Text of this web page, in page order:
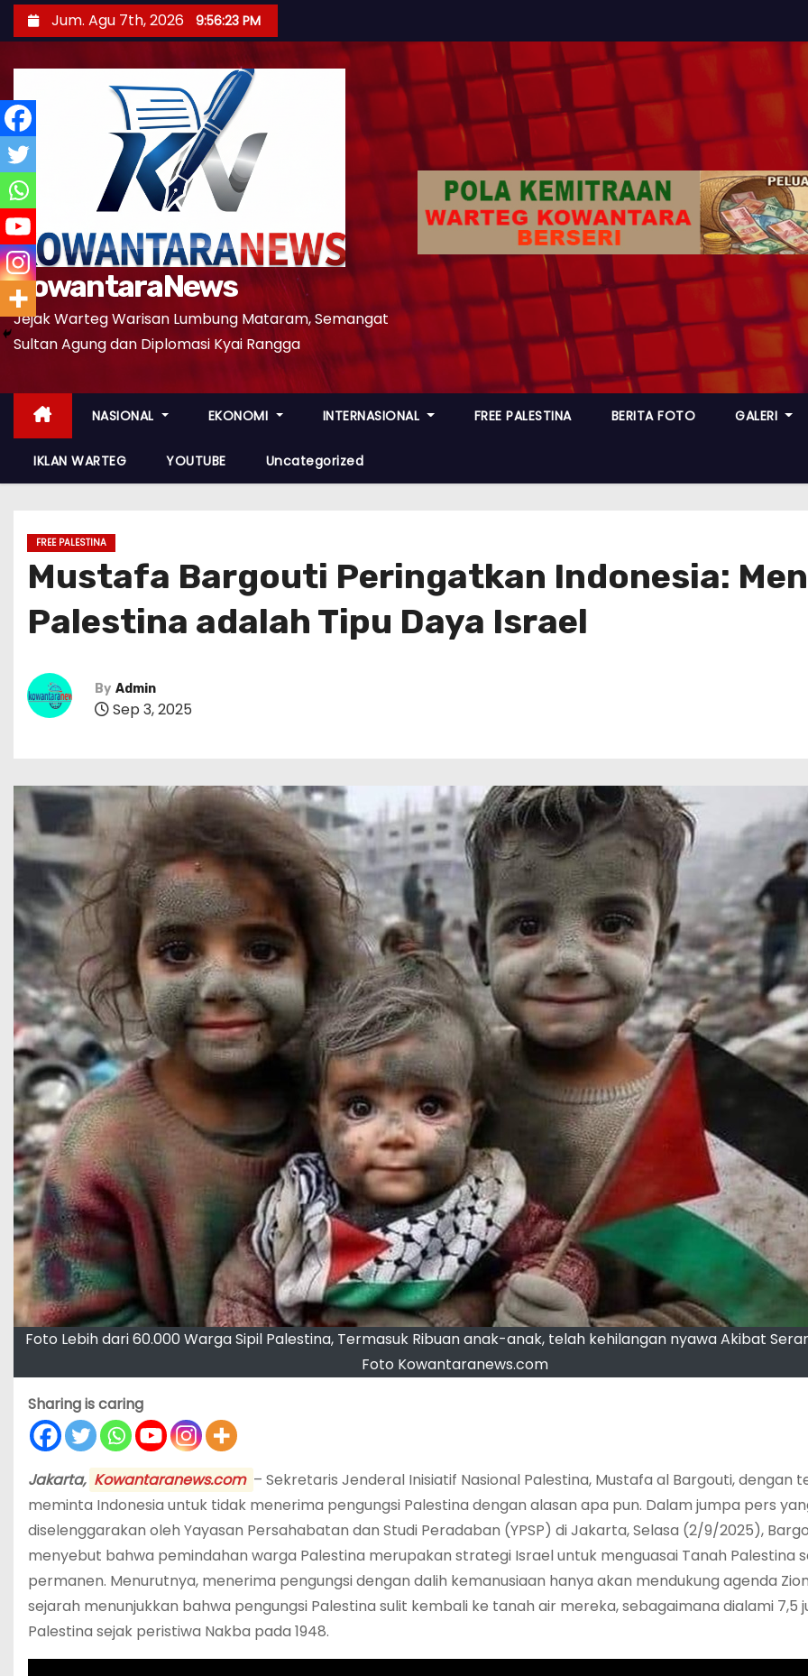
k
t
o
n
e
t
Jum. Agu 7th, 2026 9:56:25 PM
KowantaraNews
Jejak Warteg Warisan Lumbung Mataram, Semangat
Sultan Agung dan Diplomasi Kyai Rangga
NASIONAL EKONOMI INTERNASIONAL FREE PALESTINA BERITA FOTO GALERI
IKLAN WARTEG YOUTUBE Uncategorized
FREE PALESTINA
Mustafa Bargouti Peringatkan Indonesia:
Palestina adalah Tipu Daya Israel
By Admin
Sep 3, 2025
Foto Lebih dari 60.000 Warga Sipil Palestina, Termasuk Ribuan anak-anak, telah kehilangan nyawa Akibat
Foto Kowantaranews.com
Sharing is caring
Jakarta, Kowantaranews.com – Sekretaris Jenderal Inisiatif Nasional Palestina, Mustafa al Bargouti, dengan
meminta Indonesia untuk tidak menerima pengungsi Palestina dengan alasan apa pun. Dalam jumpa pers
diselenggarakan oleh Yayasan Persahabatan dan Studi Peradaban (YPSP) di Jakarta, Selasa (2/9/2025),
menyebut bahwa pemindahan warga Palestina merupakan strategi Israel untuk menguasai Tanah Palestina
permanen. Menurutnya, menerima pengungsi dengan dalih kemanusiaan hanya akan mendukung agenda
sejarah menunjukkan bahwa pengungsi Palestina sulit kembali ke tanah air mereka, sebagaimana dialami 7,5
Palestina sejak peristiwa Nakba pada 1948.